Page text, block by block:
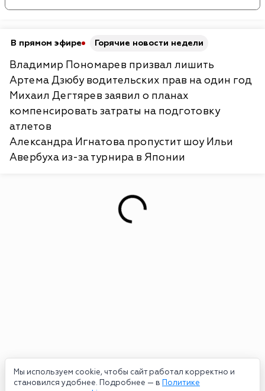
Мы используем cookie, чтобы сайт работал корректно и
становился удобнее. Подробнее — в Политике
В прямом эфире Горячие новости недели
Владимир Пономарев призвал лишить
Артема Дзюбу водительских прав на один год
Михаил Дегтярев заявил о планах
компенсировать затраты на подготовку
атлетов
Александра Игнатова пропустит шоу Ильи
Авербуха из-за турнира в Японии